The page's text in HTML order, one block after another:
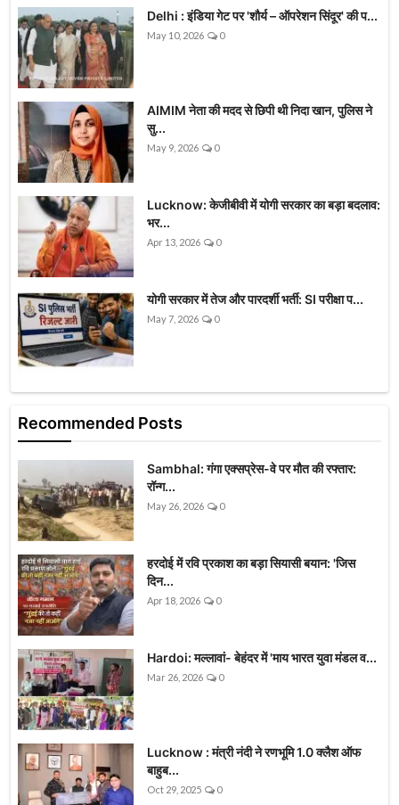
Delhi : इंडिया गेट पर 'शौर्य – ऑपरेशन सिंदूर' की प...
May 10, 2026 0
AIMIM नेता की मदद से छिपी थी निदा खान, पुलिस ने
सु...
May 9, 2026 0
Lucknow: केजीबीवी में योगी सरकार का बड़ा बदलाव:
भर...
Apr 13, 2026 0
योगी सरकार में तेज और पारदर्शी भर्ती: SI परीक्षा प...
May 7, 2026 0
Recommended Posts
Sambhal: गंगा एक्सप्रेस-वे पर मौत की रफ्तार:
रॉन्ग...
May 26, 2026 0
हरदोई में रवि प्रकाश का बड़ा सियासी बयान: 'जिस
दिन...
Apr 18, 2026 0
Hardoi: मल्लावां- बेहंदर में 'माय भारत युवा मंडल व...
Mar 26, 2026 0
Lucknow : मंत्री नंदी ने रणभूमि 1.0 क्लैश ऑफ
बाहुब...
Oct 29, 2025 0